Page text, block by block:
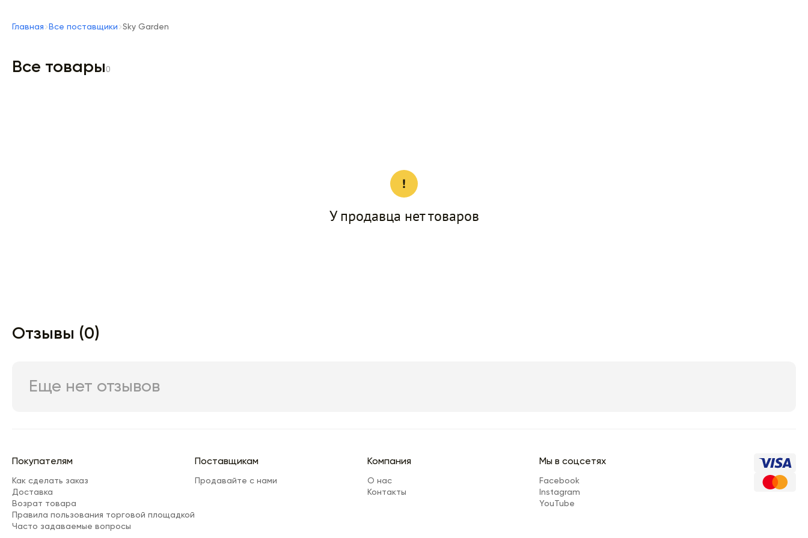
Главная Все поставщики Sky Garden
Все товары0
У продавца нет товаров
Отзывы (0)
Еще нет отзывов
Покупателям
Как сделать заказ
Доставка
Возрат товара
Правила пользования торговой площадкой
Часто задаваемые вопросы
Поставщикам
Продавайте с нами
Компания
О нас
Контакты
Мы в соцсетях
Facebook
Instagram
YouTube